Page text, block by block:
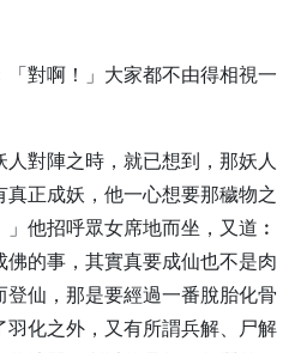
對啊！」大家都不由得相視一
對陣之時，就已想到，那妖人
真正成妖，他一心想要那穢物之
他招呼眾女席地而坐，又道︰
佛的事，其實真要成仙也不是肉
仙，那是要經過一番脫胎化骨
羽化之外，又有所謂兵解、尸解